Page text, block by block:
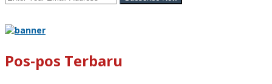
Pos-pos Terbaru